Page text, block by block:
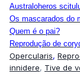
Australoheros
Os mascarados do
Quem é o pai?
Reprodução de
Opercularis,
innidere, Tive de